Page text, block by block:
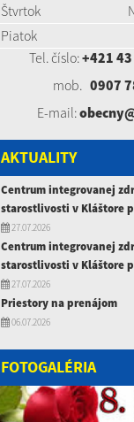
Štvrtok
Piatok
Tel. číslo:+421
mob. 0907
E-mail:
AKTUALITY
Centrum integrovanej
starostlivosti v Kláštore
27.07.2026
Centrum integrovanej
starostlivosti v Kláštore
27.07.2026
Priestory na prenájom
06.07.2026
FOTOGALÉRIA